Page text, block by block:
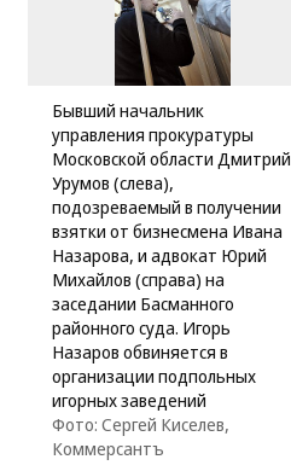
Бывший начальник
управления прокуратуры
Московской области Дмитрий
Урумов (слева),
подозреваемый в получении
взятки от бизнесмена Ивана
Назарова, и адвокат Юрий
Михайлов (справа) на
заседании Басманного
районного суда. Игорь
Назаров обвиняется в
организации подпольных
игорных заведений
Фото: Сергей Киселев,
Коммерсантъ